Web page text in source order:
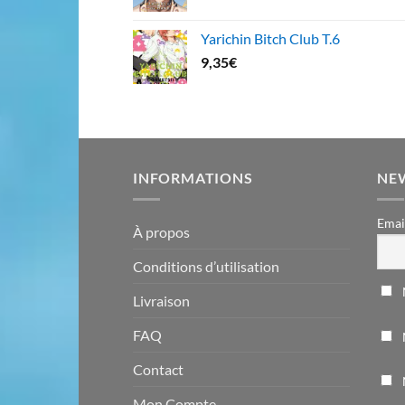
Yarichin Bitch Club T.6
9,35€
INFORMATIONS
À propos
Conditions d’utilisation
Livraison
FAQ
Contact